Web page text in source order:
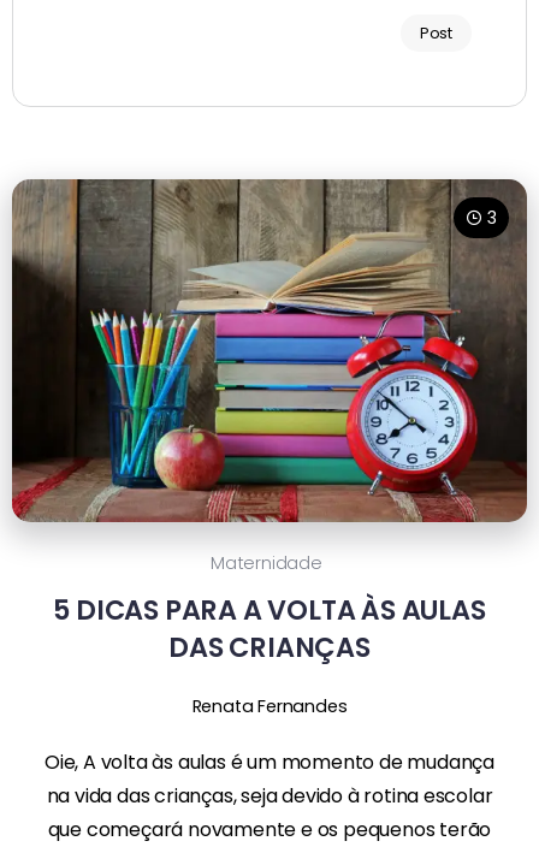
Post
3
Maternidade
5 DICAS PARA A VOLTA ÀS AULAS
DAS CRIANÇAS
Renata Fernandes
Oie, A volta às aulas é um momento de mudança
na vida das crianças, seja devido à rotina escolar
que começará novamente e os pequenos terão